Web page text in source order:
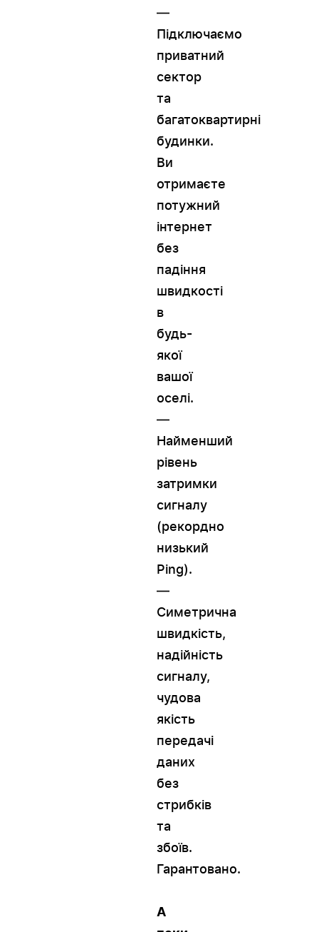
—
Підключаємо
приватний
сектор
та
багатоквартирні
будинки.
Ви
отримаєте
потужний
інтернет
без
падіння
швидкості
в
будь-
якої
вашої
оселі.
—
Найменший
рівень
затримки
сигналу
(рекордно
низький
Рing).
—
Симетрична
швидкість,
надійність
сигналу,
чудова
якість
передачі
даних
без
стрибків
та
збоїв.
Гарантовано.
А